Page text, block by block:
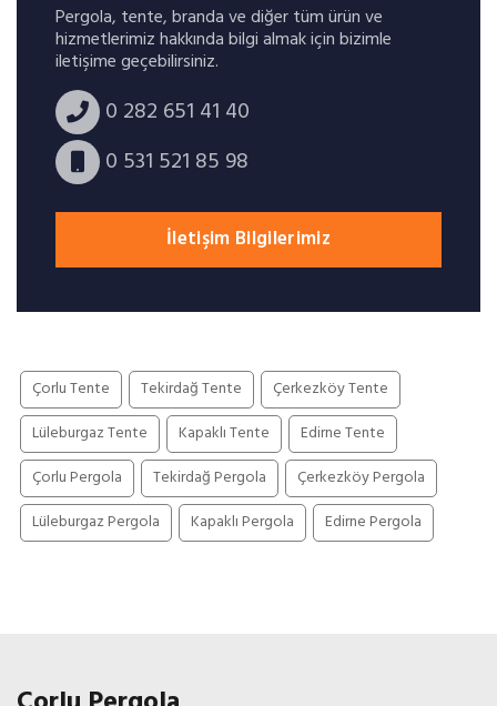
Pergola, tente, branda ve diğer tüm ürün ve
hizmetlerimiz hakkında bilgi almak için bizimle
iletişime geçebilirsiniz.
0 282 651 41 40
0 531 521 85 98
İletişim Bilgilerimiz
Çorlu Tente Tekirdağ Tente
Çerkezköy Tente
Lüleburgaz Tente
Kapaklı Tente
Edirne Tente
Çorlu Pergola
Tekirdağ Pergola
Çerkezköy Pergola
Lüleburgaz Pergola
Kapaklı Pergola Edirne Pergola